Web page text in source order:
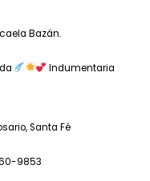
Bazán.
Indumentaria
Santa Fé
9853